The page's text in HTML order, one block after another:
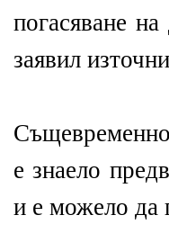
погасяване
заявил
е знаело
и е можело да